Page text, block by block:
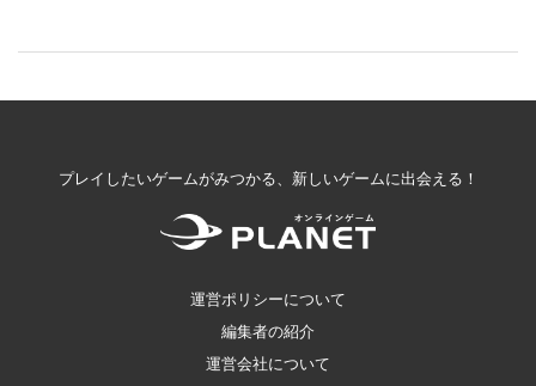
プレイしたいゲームがみつかる、新しいゲームに出会える！
運営ポリシーについて
編集者の紹介
運営会社について